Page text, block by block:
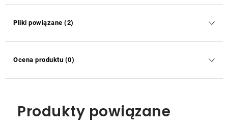
Pliki powiązane (2)
Ocena produktu (0)
Produkty powiązane